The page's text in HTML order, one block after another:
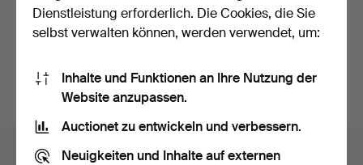
Suche speichern
Sie können auch in Beendete Auktionen aus unserem
Archiv
suchen.
Objekte in Schweden
Dienstleistung erforderlich. Die Cookies, die Sie
selbst verwalten können, werden verwendet, um:
Inhalte und Funktionen an Ihre Nutzung der
Website anzupassen.
Auctionet zu entwickeln und verbessern.
Neuigkeiten und Inhalte auf externen